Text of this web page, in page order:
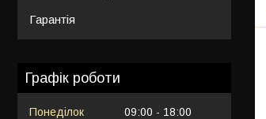
Гарантія
Графік роботи
Понеділок 09:00
18:00